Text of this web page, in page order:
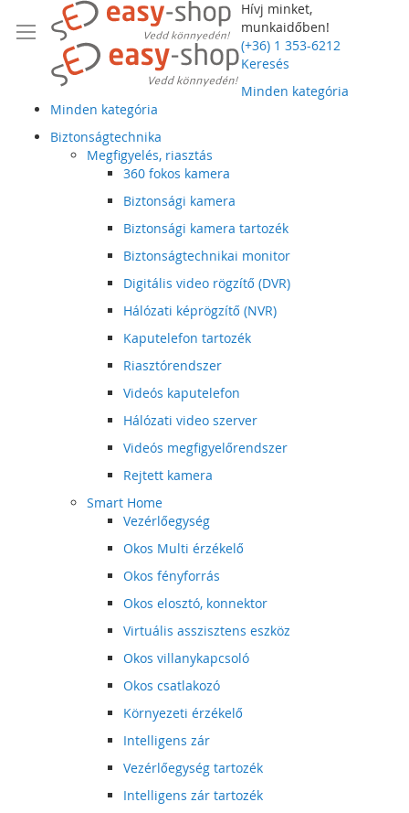
Hívj minket,
munkaidőben!
(+36) 1 353-6212
Keresés
Minden kategória
Minden kategória
Biztonságtechnika
Megfigyelés, riasztás
360 fokos kamera
Biztonsági kamera
Biztonsági kamera tartozék
Biztonságtechnikai monitor
Digitális video rögzítő (DVR)
Hálózati képrögzítő (NVR)
Kaputelefon tartozék
Riasztórendszer
Videós kaputelefon
Hálózati video szerver
Videós megfigyelőrendszer
Rejtett kamera
Smart Home
Vezérlőegység
Okos Multi érzékelő
Okos fényforrás
Okos elosztó, konnektor
Virtuális asszisztens eszköz
Okos villanykapcsoló
Okos csatlakozó
Környezeti érzékelő
Intelligens zár
Vezérlőegység tartozék
Intelligens zár tartozék